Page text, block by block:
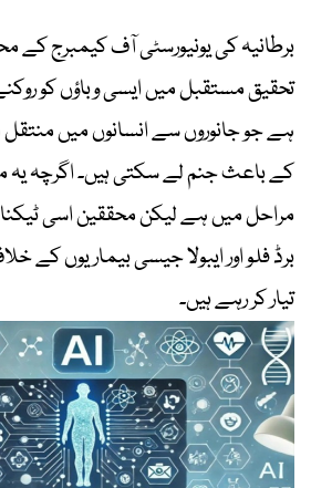
برطانیہ کی یونیورسٹی آف کیمبرج کے
تحقیق مستقبل میں ایسی وباؤں کو
ہے جو جانوروں سے انسانوں میں منتقل
کے باعث جنم لے سکتی ہیں۔ اگرچہ یہ
مراحل میں ہے لیکن محققین اسی
برڈ فلو اور ایبولا جیسی بیماریوں کے
تیار کر رہے ہیں۔